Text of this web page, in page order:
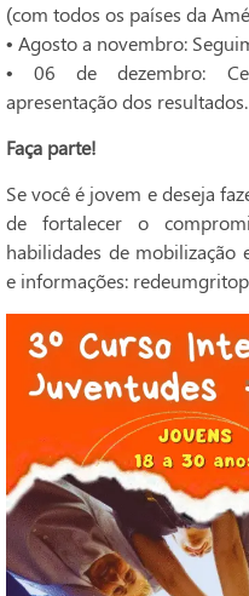
(com todos os países da
• Agosto a novembro:
• 06 de dezembro:
apresentação dos
Faça parte!
Se você é jovem e deseja
de fortalecer o
habilidades de mobilização
e informações: